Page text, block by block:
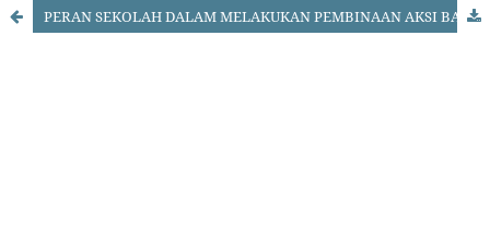
PERAN SEKOLAH DALAM MELAKUKAN PEMBINAAN AKSI BALAP LIAR SEBAGAI KENAKALAN REMAJA